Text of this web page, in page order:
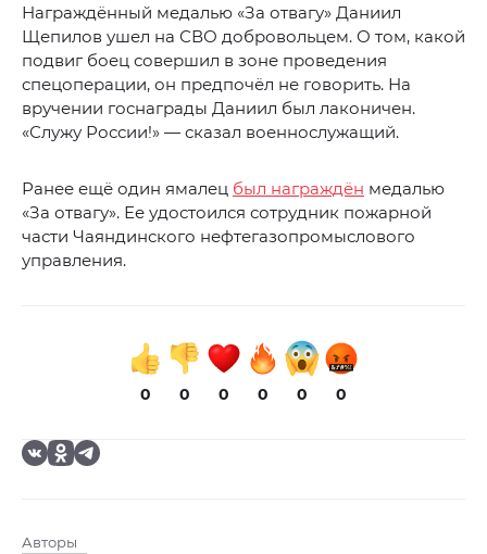
Награждённый медалью «За отвагу» Даниил
Щепилов ушел на СВО добровольцем. О том, какой
подвиг боец совершил в зоне проведения
спецоперации, он предпочёл не говорить. На
вручении госнаграды Даниил был лаконичен.
«Служу России!» — сказал военнослужащий.
Ранее ещё один ямалец был награждён медалью
«За отвагу». Ее удостоился сотрудник пожарной
части Чаяндинского нефтегазопромыслового
управления.
0 0 0 0 0 0
Авторы